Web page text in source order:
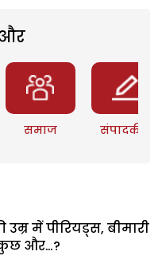
और
समाज संपादकीय
में पीरियड्स, बीमारी
और…?